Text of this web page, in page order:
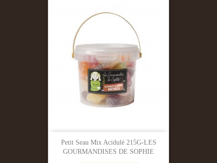
Petit Seau Mix Acidulé 215G-LES
GOURMANDISES DE SOPHIE